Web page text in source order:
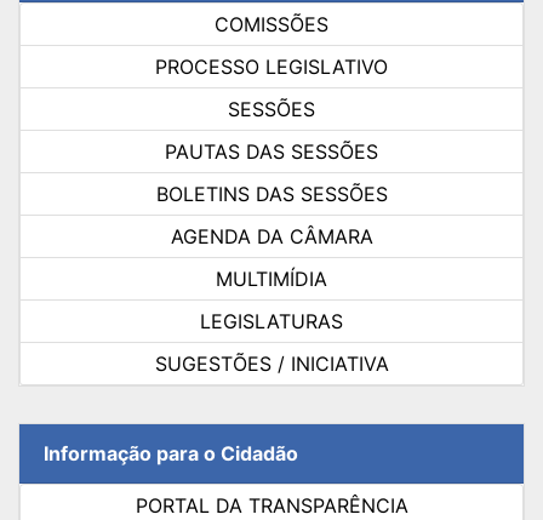
COMISSÕES
PROCESSO LEGISLATIVO
SESSÕES
PAUTAS DAS SESSÕES
BOLETINS DAS SESSÕES
AGENDA DA CÂMARA
MULTIMÍDIA
LEGISLATURAS
SUGESTÕES / INICIATIVA
Informação para o Cidadão
PORTAL DA TRANSPARÊNCIA